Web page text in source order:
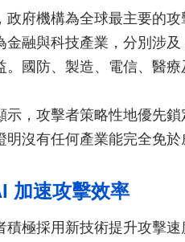
政府機構為全球最主要的
金融與科技產業，分別涉
。國防、製造、電信、醫療
示，攻擊者策略性地優先
沒有任何產業能完全免於
加速攻擊效率
積極採用新技術提升攻擊